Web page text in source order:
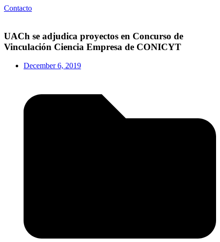
Contacto
UACh se adjudica proyectos en Concurso de
Vinculación Ciencia Empresa de CONICYT
December 6, 2019